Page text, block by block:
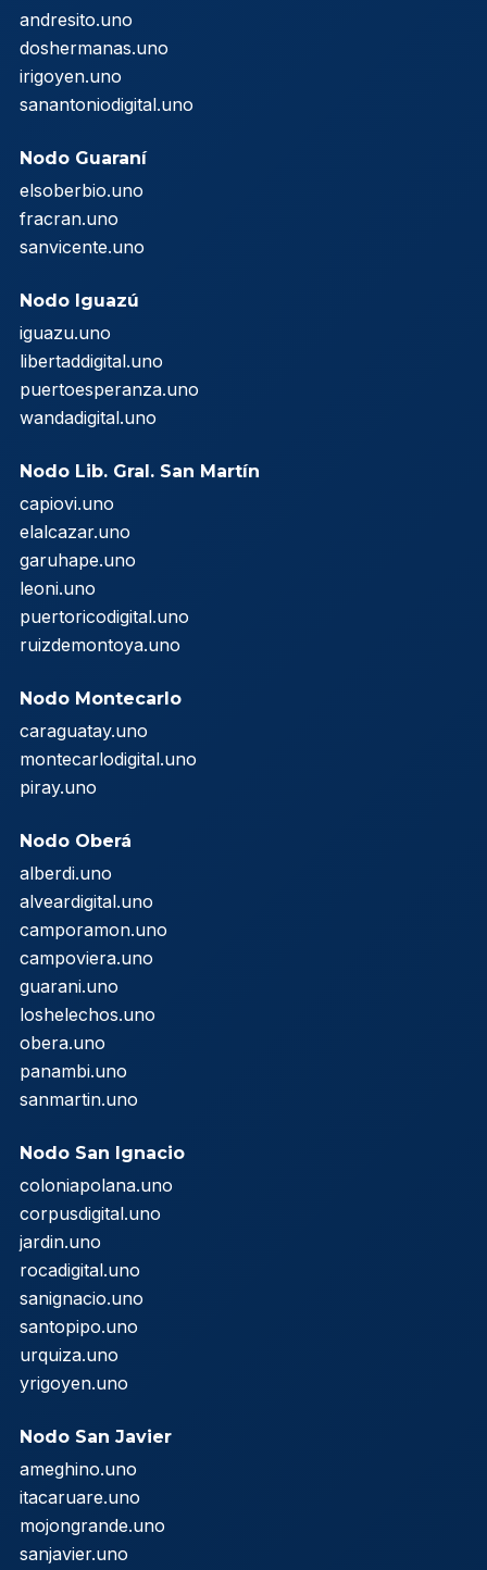
andresito.uno
doshermanas.uno
irigoyen.uno
sanantoniodigital.uno
Nodo Guaraní
elsoberbio.uno
fracran.uno
sanvicente.uno
Nodo Iguazú
iguazu.uno
libertaddigital.uno
puertoesperanza.uno
wandadigital.uno
Nodo Lib. Gral. San Martín
capiovi.uno
elalcazar.uno
garuhape.uno
leoni.uno
puertoricodigital.uno
ruizdemontoya.uno
Nodo Montecarlo
caraguatay.uno
montecarlodigital.uno
piray.uno
Nodo Oberá
alberdi.uno
alveardigital.uno
camporamon.uno
campoviera.uno
guarani.uno
loshelechos.uno
obera.uno
panambi.uno
sanmartin.uno
Nodo San Ignacio
coloniapolana.uno
corpusdigital.uno
jardin.uno
rocadigital.uno
sanignacio.uno
santopipo.uno
urquiza.uno
yrigoyen.uno
Nodo San Javier
ameghino.uno
itacaruare.uno
mojongrande.uno
sanjavier.uno